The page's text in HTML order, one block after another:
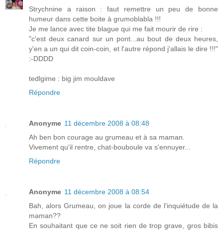
Strychnine a raison : faut remettre un peu de bonne
humeur dans cette boite à grumoblabla !!!
Je me lance avec tite blague qui me fait mourir de rire :
"c'est deux canard sur un pont...au bout de deux heures,
y'en a un qui dit coin-coin, et l'autre répond j'allais le dire !!!"
:-DDDD
tedlgime : big jim mouldave
Répondre
Anonyme 11 décembre 2008 à 08:48
Ah ben bon courage au grumeau et à sa maman.
Vivement qu'il rentre, chat-bouboule va s'ennuyer...
Répondre
Anonyme 11 décembre 2008 à 08:54
Bah, alors Grumeau, on joue la corde de l'inquiétude de la
maman??
En souhaitant que ce ne soit rien de trop grave, gros bibis